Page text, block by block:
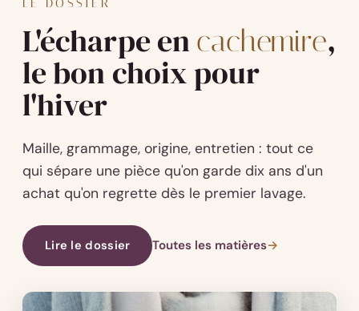
LE DOSSIER
L'écharpe en cachemire,
le bon choix pour
l'hiver
Maille, grammage, origine, entretien : tout ce
qui sépare une pièce qu'on garde dix ans d'un
achat qu'on regrette dès le premier lavage.
Lire le dossier Toutes les matières→